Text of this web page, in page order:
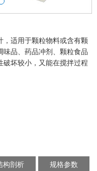
，适用于颗粒物料或含有颗
品、药品冲剂、颗粒食品
坏较小，又能在搅拌过程
构剖析 规格参数